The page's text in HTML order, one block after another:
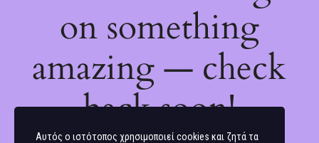
on something
amazing — check
back soon!
Αυτός ο ιστότοπος χρησιμοποιεί cookies και ζητά τα